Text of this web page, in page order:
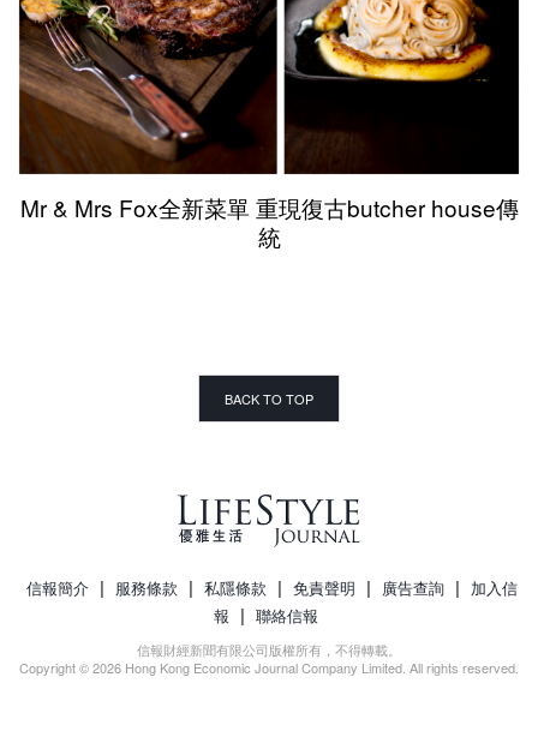
Mr & Mrs Fox全新菜單 重現復古butcher house傳
統
BACK TO TOP
信報簡介 | 服務條款 | 私隱條款 | 免責聲明 | 廣告查詢 | 加入信
報 | 聯絡信報
信報財經新聞有限公司版權所有，不得轉載。
Copyright © 2026 Hong Kong Economic Journal Company Limited. All rights reserved.